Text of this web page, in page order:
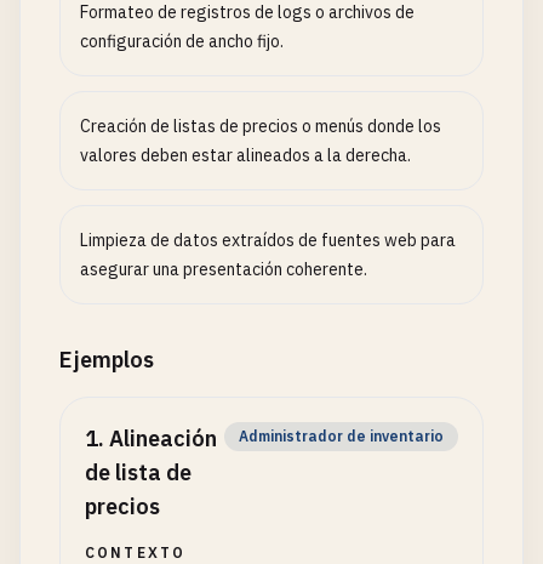
Formateo de registros de logs o archivos de
configuración de ancho fijo.
Creación de listas de precios o menús donde los
valores deben estar alineados a la derecha.
Limpieza de datos extraídos de fuentes web para
asegurar una presentación coherente.
Ejemplos
1. Alineación
de lista de
precios
Administrador de inventario
CONTEXTO